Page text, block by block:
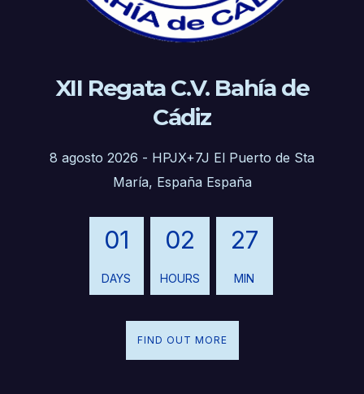
XII Regata C.V. Bahía de
Cádiz
8 agosto 2026 - HPJX+7J El Puerto de Sta
María, España España
01
DAYS
02
HOURS
27
MIN
FIND OUT MORE